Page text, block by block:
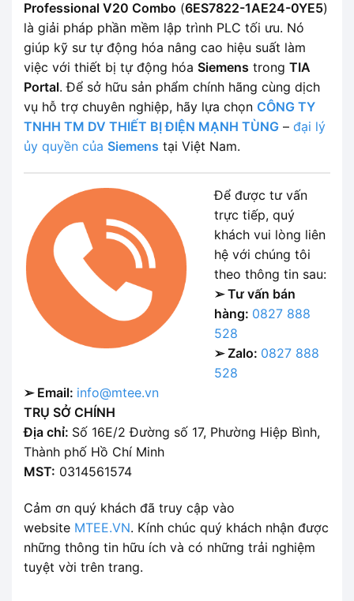
Professional V20 Combo (6ES7822-1AE24-0YE5)
là giải pháp phần mềm lập trình PLC tối ưu. Nó
giúp kỹ sư tự động hóa nâng cao hiệu suất làm
việc với thiết bị tự động hóa Siemens trong TIA
Portal. Để sở hữu sản phẩm chính hãng cùng dịch
vụ hỗ trợ chuyên nghiệp, hãy lựa chọn CÔNG TY
TNHH TM DV THIẾT BỊ ĐIỆN MẠNH TÙNG – đại lý
ủy quyền của Siemens tại Việt Nam.
Để được tư vấn
trực tiếp, quý
khách vui lòng liên
hệ với chúng tôi
theo thông tin sau:
➢ Tư vấn bán
hàng: 0827 888
528
➢ Zalo: 0827 888
528
➢ Email: info@mtee.vn
TRỤ SỞ CHÍNH
Địa chỉ: Số 16E/2 Đường số 17, Phường Hiệp Bình,
Thành phố Hồ Chí Minh
MST: 0314561574
Cảm ơn quý khách đã truy cập vào
website MTEE.VN. Kính chúc quý khách nhận được
những thông tin hữu ích và có những trải nghiệm
tuyệt vời trên trang.